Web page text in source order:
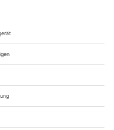
Feldzug veranlasste
und Blerta Neziraj aus
Kosovo-Theater» mit der